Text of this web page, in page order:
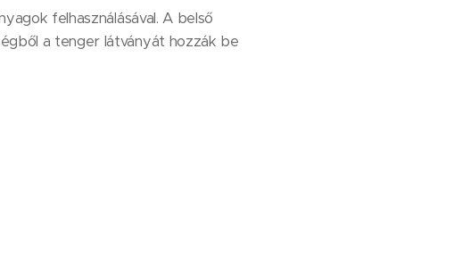
felhasználásával. A belső
a tenger látványát hozzák be